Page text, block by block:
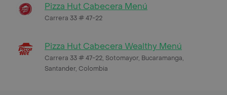
Pizza Hut Cabecera Menú
Carrera 33 # 47-22
Pizza Hut Cabecera Wealthy Menú
Carrera 33 # 47-22, Sotomayor, Bucaramanga,
Santander, Colombia